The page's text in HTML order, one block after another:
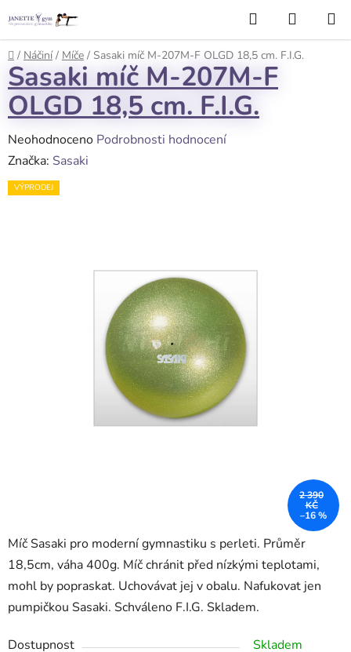
na
obsah
Hledat
KOŠÍK
Domů
/ Náčiní / Míče / Sasaki míč M-207M-F OLGD 18,5 cm. F.I.G.
Míč Sasaki pro moderní gymnastiku s perleti. Průměr
18,5cm, váha 400g. Míč chránit před nízkými teplotami,
mohl by popraskat. Uchovávat jej v obalu. Nafukovat jen
pumpičkou Sasaki. Schváleno F.I.G. Skladem.
Dostupnost
Skladem
Sasaki míč M-207M-F
OLGD 18,5 cm. F.I.G.
Průměrné
hodnocení
produktu
Neohodnoceno Podrobnosti hodnocení
Značka: Sasaki
VÝPRODEJ
2 390
KČ
–16 %